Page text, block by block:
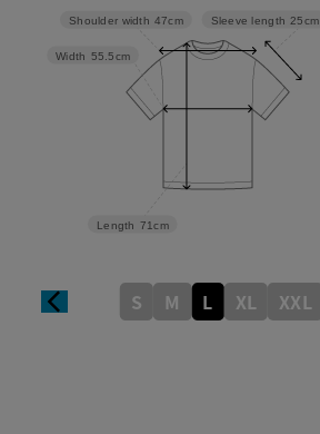
Sleeve length 25cm
Length 71cm
Width 55.5cm
Shoulder width 47cm
S M L XL XXL